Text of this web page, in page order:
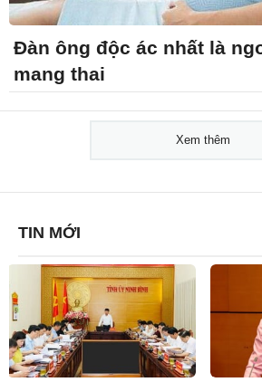
Đàn ông độc ác nhất là
mang thai
Xem thêm
TIN MỚI